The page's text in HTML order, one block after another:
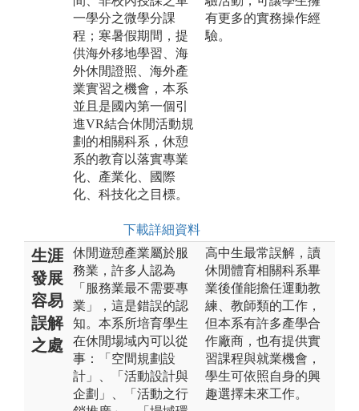
一學分之微學分課
程；寒暑假期間，提
供海外移地學習、海
外休閒證照、海外產
業實習之機會，本系
並且是國內第一個引
進VR結合休閒活動規
劃的相關科系，休憩
系的教育以落實專業
化、產業化、國際
化、科技化之目標。
下載詳細資料
有更多的實務操作經
驗。
生涯
發展
容易
誤解
之處
休閒遊憩產業屬於服
務業，許多人認為
「服務業最不需要專
業」，這是錯誤的認
知。本系所培育學生
在休閒場域內可以從
事：「空間規劃設
計」、「活動設計與
企劃」、「活動之行
高中生最常誤解，讀
休閒體育相關科系畢
業後僅能擔任運動教
練、教師類的工作，
但本系有許多產學合
作廠商，也有提供實
習課程與就業機會，
學生可依照自身的興
趣選擇未來工作。